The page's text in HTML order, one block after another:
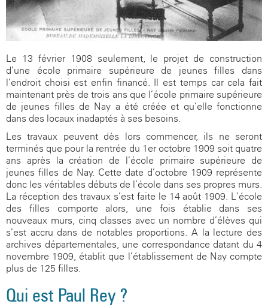
Le 13 février 1908 seulement, le projet de construction
d’une école primaire supérieure de jeunes filles dans
l’endroit choisi est enfin financé. Il est temps car cela fait
maintenant près de trois ans que l’école primaire supérieure
de jeunes filles de Nay a été créée et qu’elle fonctionne
dans des locaux inadaptés à ses besoins.
Les travaux peuvent dès lors commencer, ils ne seront
terminés que pour la rentrée du 1er octobre 1909 soit quatre
ans après la création de l’école primaire supérieure de
jeunes filles de Nay. Cette date d’octobre 1909 représente
donc les véritables débuts de l’école dans ses propres murs.
La réception des travaux s’est faite le 14 août 1909. L’école
des filles comporte alors, une fois établie dans ses
nouveaux murs, cinq classes avec un nombre d’élèves qui
s’est accru dans de notables proportions. A la lecture des
archives départementales, une correspondance datant du 4
novembre 1909, établit que l’établissement de Nay compte
plus de 125 filles.
Qui est Paul Rey ?